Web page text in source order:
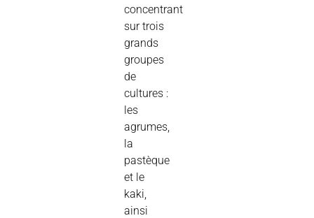
concentrant
sur trois
grands
groupes
de
cultures :
les
agrumes,
la
pastèque
et le
kaki,
ainsi